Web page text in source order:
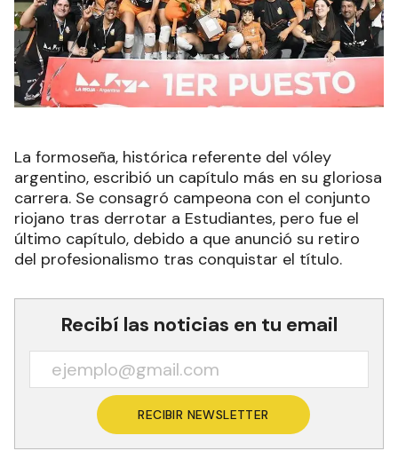
La formoseña, histórica referente del vóley
argentino, escribió un capítulo más en su gloriosa
carrera. Se consagró campeona con el conjunto
riojano tras derrotar a Estudiantes, pero fue el
último capítulo, debido a que anunció su retiro
del profesionalismo tras conquistar el título.
Recibí las noticias en tu email
RECIBIR NEWSLETTER